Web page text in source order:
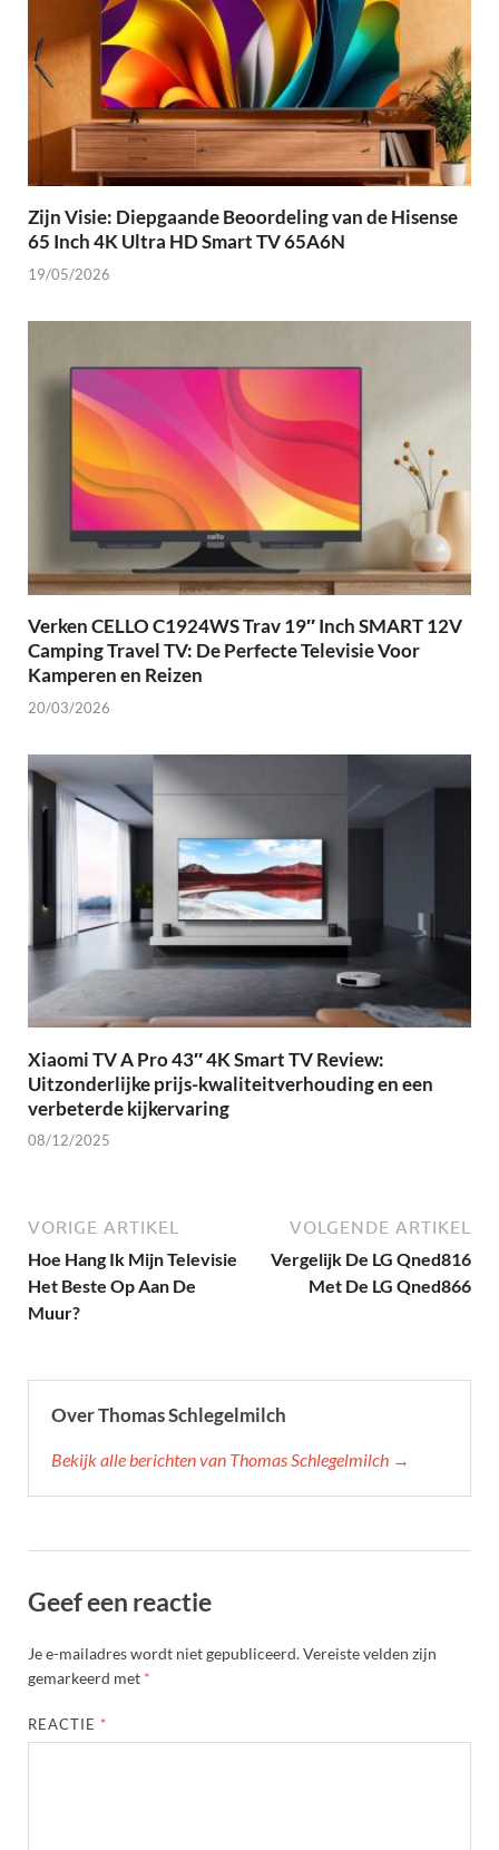
Zijn Visie: Diepgaande Beoordeling van de Hisense
65 Inch 4K Ultra HD Smart TV 65A6N
19/05/2026
Verken CELLO C1924WS Trav 19″ Inch SMART 12V
Camping Travel TV: De Perfecte Televisie Voor
Kamperen en Reizen
20/03/2026
Xiaomi TV A Pro 43″ 4K Smart TV Review:
Uitzonderlijke prijs-kwaliteitverhouding en een
verbeterde kijkervaring
08/12/2025
VORIGE ARTIKEL
Hoe Hang Ik Mijn Televisie
Het Beste Op Aan De
Muur?
VOLGENDE ARTIKEL
Vergelijk De LG Qned816
Met De LG Qned866
Over Thomas Schlegelmilch
Bekijk alle berichten van Thomas Schlegelmilch →
Geef een reactie
Je e-mailadres wordt niet gepubliceerd.Vereiste velden zijn
gemarkeerd met *
REACTIE *